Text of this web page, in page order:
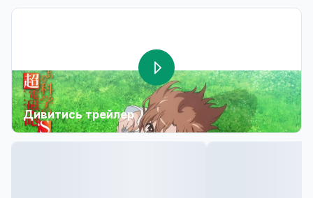
Дивитись трейлер